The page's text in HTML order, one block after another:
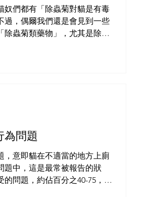
奴們都有「除蟲菊對貓是有毒
過，偶爾我們還是會見到一些
除蟲菊類藥物」，尤其是除蚤
為問題
，意即貓在不適當的地方上廁
題中，這是最常被報告的狀
問題，約佔百分之40-75，且